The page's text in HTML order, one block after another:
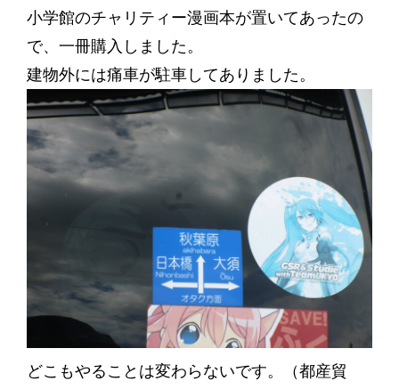
小学館のチャリティー漫画本が置いてあったの
で、一冊購入しました。
建物外には痛車が駐車してありました。
どこもやることは変わらないです。（都産貿